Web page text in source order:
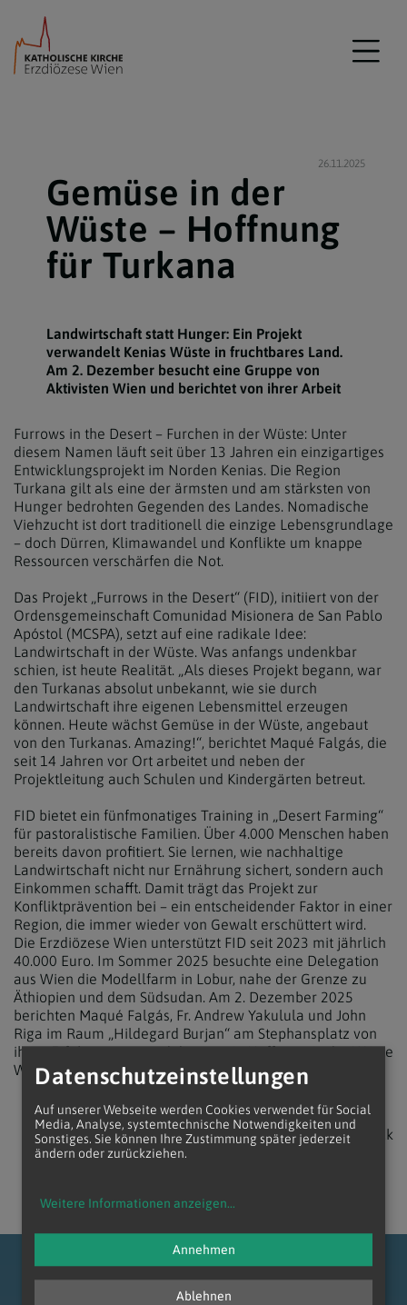
26.11.2025
Gemüse in der
Wüste – Hoffnung
für Turkana
Landwirtschaft statt Hunger: Ein Projekt
verwandelt Kenias Wüste in fruchtbares Land.
Am 2. Dezember besucht eine Gruppe von
Aktivisten Wien und berichtet von ihrer Arbeit
Furrows in the Desert – Furchen in der Wüste: Unter
diesem Namen läuft seit über 13 Jahren ein einzigartiges
Entwicklungsprojekt im Norden Kenias. Die Region
Turkana gilt als eine der ärmsten und am stärksten von
Hunger bedrohten Gegenden des Landes. Nomadische
Viehzucht ist dort traditionell die einzige Lebensgrundlage
– doch Dürren, Klimawandel und Konflikte um knappe
Ressourcen verschärfen die Not.
Das Projekt „Furrows in the Desert“ (FID), initiiert von der
Ordensgemeinschaft Comunidad Misionera de San Pablo
Apóstol (MCSPA), setzt auf eine radikale Idee:
Landwirtschaft in der Wüste. Was anfangs undenkbar
schien, ist heute Realität. „Als dieses Projekt begann, war
den Turkanas absolut unbekannt, wie sie durch
Landwirtschaft ihre eigenen Lebensmittel erzeugen
können. Heute wächst Gemüse in der Wüste, angebaut
von den Turkanas. Amazing!“, berichtet Maqué Falgás, die
seit 14 Jahren vor Ort arbeitet und neben der
Projektleitung auch Schulen und Kindergärten betreut.
FID bietet ein fünfmonatiges Training in „Desert Farming“
für pastoralistische Familien. Über 4.000 Menschen haben
bereits davon profitiert. Sie lernen, wie nachhaltige
Landwirtschaft nicht nur Ernährung sichert, sondern auch
Einkommen schafft. Damit trägt das Projekt zur
Konfliktprävention bei – ein entscheidender Faktor in einer
Region, die immer wieder von Gewalt erschüttert wird.
Die Erzdiözese Wien unterstützt FID seit 2023 mit jährlich
40.000 Euro. Im Sommer 2025 besuchte eine Delegation
aus Wien die Modellfarm in Lobur, nahe der Grenze zu
Äthiopien und dem Südsudan. Am 2. Dezember 2025
berichten Maqué Falgás, Fr. Andrew Yakulula und John
Riga im Raum „Hildegard Burjan“ am Stephansplatz von
ihren Erfahrungen – und davon, wie Hoffnung in der Wüste
Wurzeln schlägt.
zurück
Datenschutzeinstellungen
Auf unserer Webseite werden Cookies verwendet für Social
Media, Analyse, systemtechnische Notwendigkeiten und
Sonstiges. Sie können Ihre Zustimmung später jederzeit
ändern oder zurückziehen.
Weitere Informationen anzeigen...
Ablehnen
Annehmen